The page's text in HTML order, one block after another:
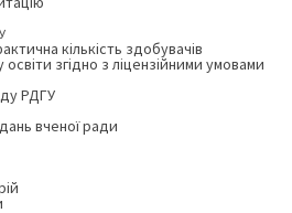
кількість здобувачів
згідно з ліцензійними умовами
РДГУ
вченої ради